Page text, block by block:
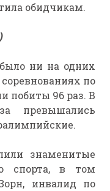
обидчикам.
ни на одних
по
побиты 96 раз. В
превышались
знаменитые
спорта, в том
инвалид по